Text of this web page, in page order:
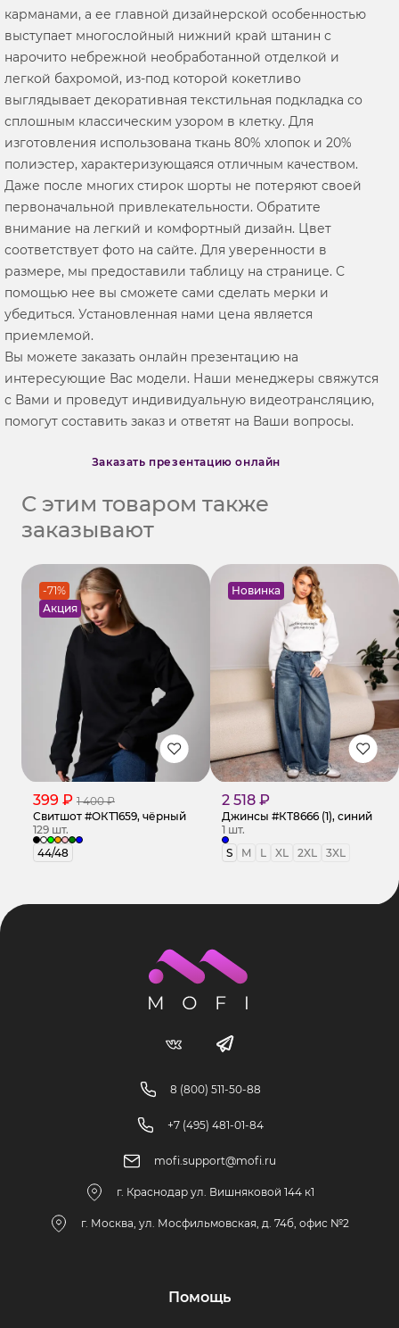
карманами, а ее главной дизайнерской особенностью
выступает многослойный нижний край штанин с
нарочито небрежной необработанной отделкой и
легкой бахромой, из-под которой кокетливо
выглядывает декоративная текстильная подкладка со
сплошным классическим узором в клетку. Для
изготовления использована ткань 80% хлопок и 20%
полиэстер, характеризующаяся отличным качеством.
Даже после многих стирок шорты не потеряют своей
первоначальной привлекательности. Обратите
внимание на легкий и комфортный дизайн. Цвет
соответствует фото на сайте. Для уверенности в
размере, мы предоставили таблицу на странице. С
помощью нее вы сможете сами сделать мерки и
убедиться. Установленная нами цена является
приемлемой.
Вы можете заказать онлайн презентацию на
интересующие Вас модели. Наши менеджеры свяжутся
с Вами и проведут индивидуальную видеотрансляцию,
помогут составить заказ и ответят на Ваши вопросы.
Заказать презентацию онлайн
С этим товаром также
заказывают
-71%
Акция
399 ₽ 1 400 ₽
Свитшот #ОКТ1659, чёрный
129 шт.
44/48
Новинка
2 518 ₽
Джинсы #КТ8666 (1), синий
1 шт.
S
M L XL 2XL 3XL
8 (800) 511-50-88
+7 (495) 481-01-84
mofi.support@mofi.ru
г. Краснодар ул. Вишняковой 144 к1
г. Москва, ул. Мосфильмовская, д. 74б, офис №2
Помощь